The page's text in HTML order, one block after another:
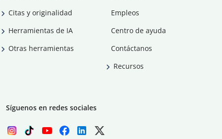
Citas y originalidad
Herramientas de IA
Otras herramientas
Empleos
Centro de ayuda
Contáctanos
Recursos
Síguenos en redes sociales